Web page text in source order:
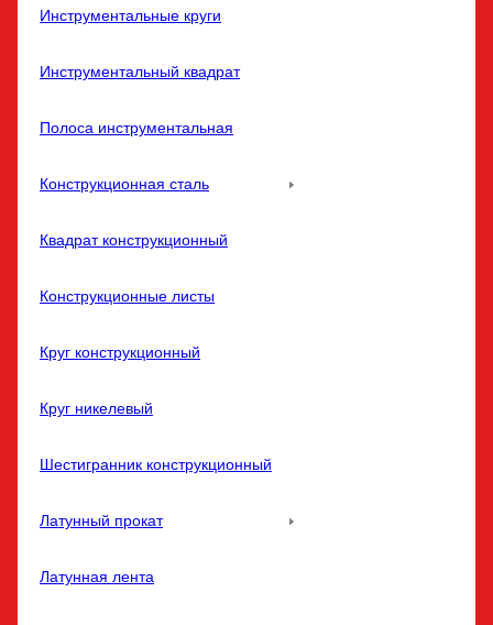
Инструментальные круги
Инструментальный квадрат
Полоса инструментальная
Конструкционная сталь
Квадрат конструкционный
Конструкционные листы
Круг конструкционный
Круг никелевый
Шестигранник конструкционный
Латунный прокат
Латунная лента